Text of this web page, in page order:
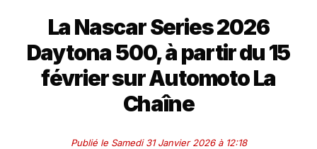
La Nascar Series 2026
Daytona 500, à partir du 15
février sur Automoto La
Chaîne
Publié le Samedi 31 Janvier 2026 à 12:18